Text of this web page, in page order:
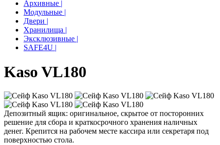
Архивные |
Модульные |
Двери |
Хранилища |
Эксклюзивные |
SAFE4U |
Kaso VL180
Депозитный ящик: оригинальное, скрытое от посторонних
решение для сбора и краткосрочного хранения наличных
денег. Крепится на рабочем месте кассира или секретаря под
поверхностью стола.